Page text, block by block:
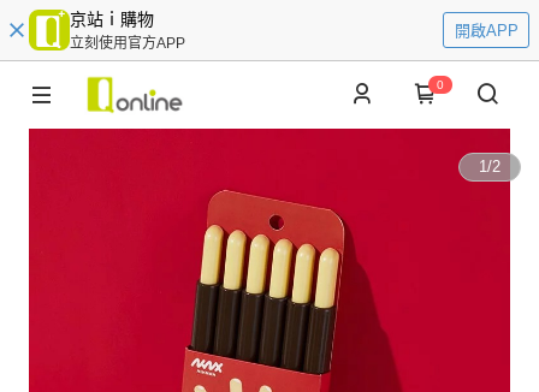
京站ｉ購物
立刻使用官方APP
開啟APP
0
1/2